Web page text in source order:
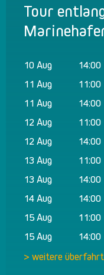
Tour
10 Aug 14:00
11 Aug
11:00
11 Aug
14:00
12 Aug
11:00
12 Aug
14:00
13 Aug
11:00
13 Aug
14:00
14 Aug
14:00
15 Aug
11:00
15 Aug
14:00
> weitere